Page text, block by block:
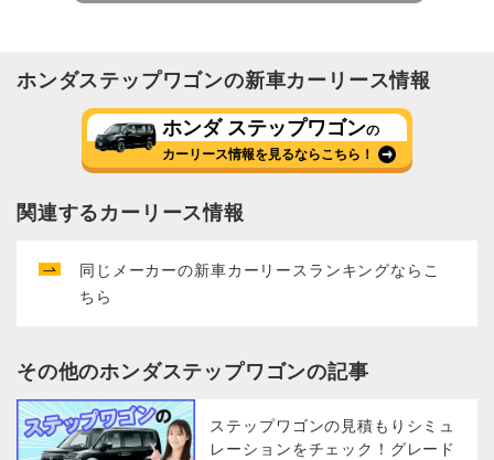
ホンダステップワゴンの新車カーリース情報
ホンダ ステップワゴンの
カーリース情報を見るならこちら！
関連するカーリース情報
同じメーカーの新車カーリースランキングならこ
ちら
その他のホンダステップワゴンの記事
ステップワゴンの見積もりシミュ
レーションをチェック！グレード